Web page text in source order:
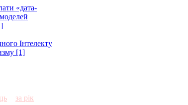
«дата-
Інтелекту
[1]
за рік